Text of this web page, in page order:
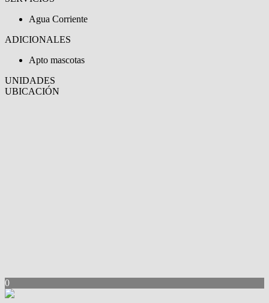
Agua Corriente
ADICIONALES
Apto mascotas
UNIDADES
UBICACIÓN
0